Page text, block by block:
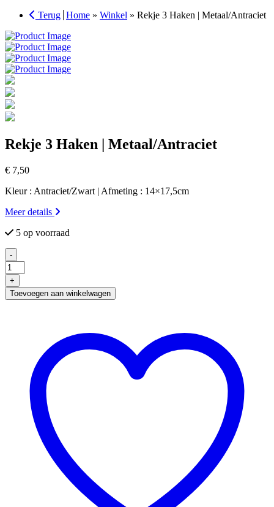
Terug Home » Winkel » Rekje 3 Haken | Metaal/Antraciet
Rekje 3 Haken | Metaal/Antraciet
€ 7,50
Kleur : Antraciet/Zwart | Afmeting : 14×17,5cm
Meer details
5 op voorraad
-
Rekje
3
Haken
|
+
Toevoegen aan winkelwagen